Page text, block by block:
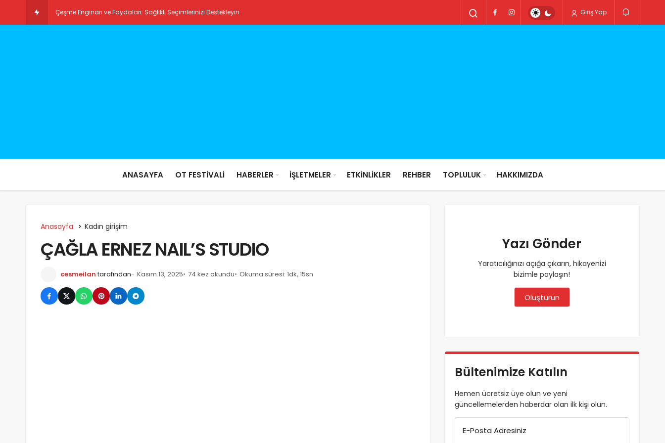
Çeşme Enginarı ve Faydaları: Sağlıklı Seçimlerinizi Destekleyin Giriş Yap
ANASAYFA OT FESTİVALİ HABERLER İŞLETMELER ETKİNLİKLER REHBER TOPLULUK HAKKIMIZDA
Anasayfa Kadın girişim
ÇAĞLA ERNEZ NAIL’S STUDIO
cesmeilan tarafından Kasım 13, 2025 74 kez okundu Okuma süresi: 1dk, 15sn
Yazı Gönder
Yaratıcılığınızı açığa çıkarın, hikayenizi
bizimle paylaşın!
Oluşturun
Bültenimize Katılın
Hemen ücretsiz üye olun ve yeni
güncellemelerden haberdar olan ilk kişi olun.
E-Posta Adresiniz